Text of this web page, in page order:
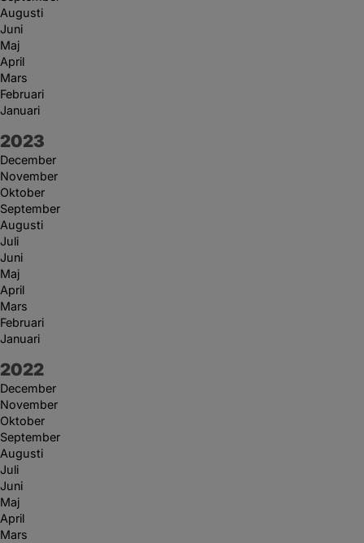
Augusti
Juni
Maj
April
Mars
Februari
Januari
År:
2023
December
November
Oktober
September
Augusti
Juli
Juni
Maj
April
Mars
Februari
Januari
År:
2022
December
November
Oktober
September
Augusti
Juli
Juni
Maj
April
Mars